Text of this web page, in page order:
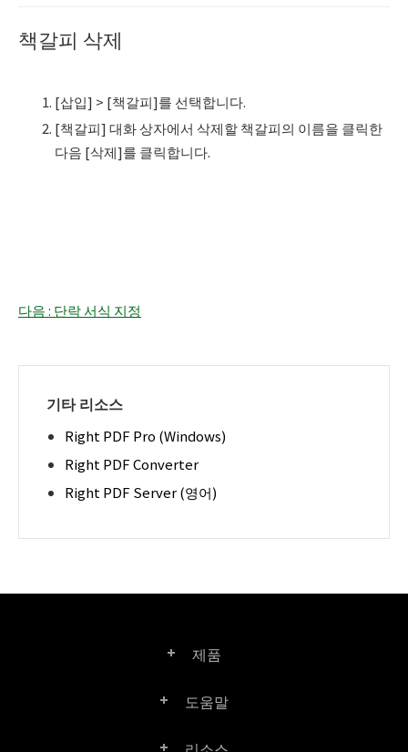
책갈피 삭제
[삽입] > [책갈피]를 선택합니다.
[책갈피] 대화 상자에서 삭제할 책갈피의 이름을 클릭한
다음 [삭제]를 클릭합니다.
다음 : 단락 서식 지정
기타 리소스
Right PDF Pro (Windows)
Right PDF Converter
Right PDF Server (영어)
제품
Right PDF Pro
도움말